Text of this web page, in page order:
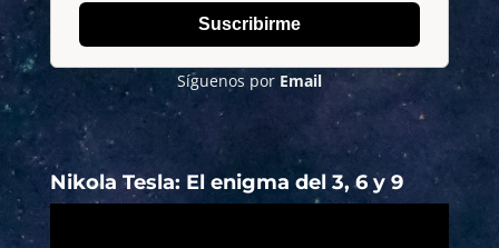
Suscribirme
Síguenos por Email
Nikola Tesla: El enigma del 3, 6 y 9